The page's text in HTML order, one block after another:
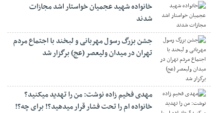
خانواده شهید عجمیان خواستار اشد مجازات
شدند
جشن بزرگ رسول مهربانی و لبخند با اجتماع مردم
تهران در میدان ولیعصر (عج) برگزار شد
مهدی فخیم زاده نوشت: من را تهدید میکنید؟
خانواده ام را‌ تحت فشار قرار میدهید؟! برای چه؟!